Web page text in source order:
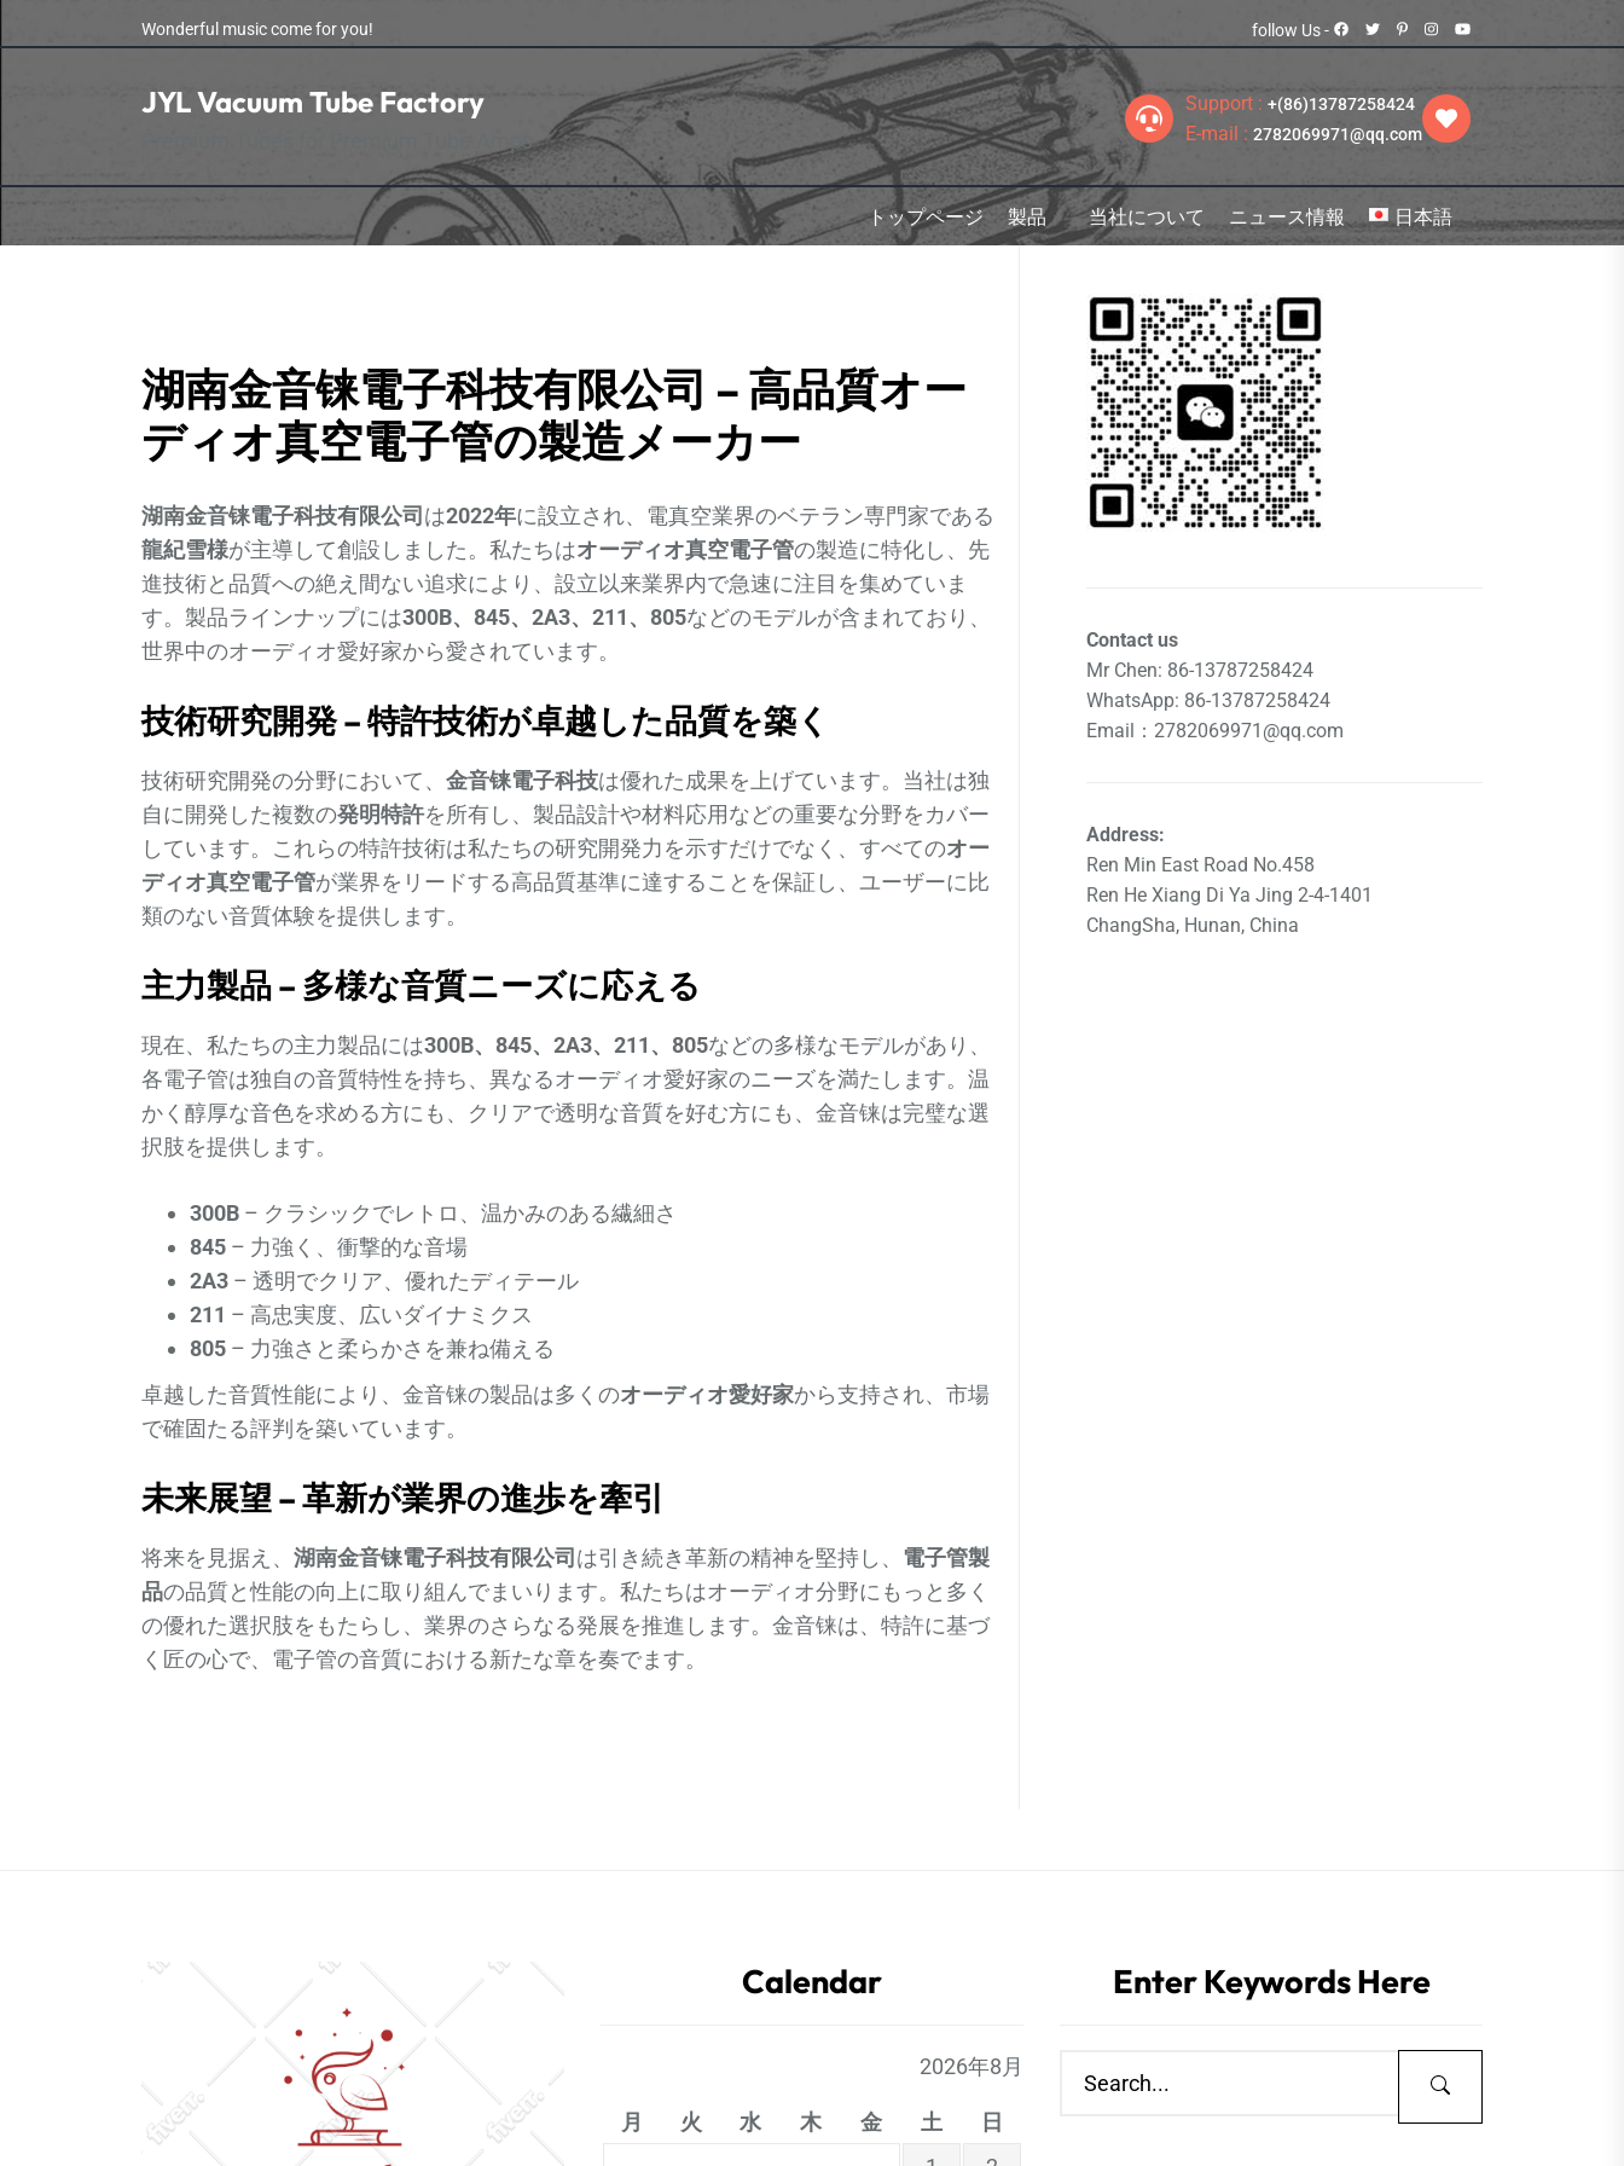
to
Wonderful music come for you! follow Us -
JYL Vacuum Tube Factory
Premium Tubes for Premium Tube Amps
Support : +(86)13787258424
E-mail : 2782069971@qq.com
トップページ 製品 当社について ニュース情報 日本語
湖南金音铼電子科技有限公司 – 高品質オー
ディオ真空電子管の製造メーカー
湖南金音铼電子科技有限公司 は2022年に設立され、電真空業界のベテラン専門家である
龍紀雪様が主導して創設しました。私たちはオーディオ真空電子管の製造に特化し、先
進技術と品質への絶え間ない追求により、設立以来業界内で急速に注目を集めていま
す。製品ラインナップには300B、845、2A3、211、805などのモデルが含まれており、
世界中のオーディオ愛好家から愛されています。
技術研究開発 – 特許技術が卓越した品質を築く
技術研究開発の分野において、 金音铼電子科技は優れた成果を上げています。当社は独
自に開発した複数の発明特許を所有し、製品設計や材料応用などの重要な分野をカバー
しています。これらの特許技術は私たちの研究開発力を示すだけでなく、すべてのオー
ディオ真空電子管が業界をリードする高品質基準に達することを保証し、ユーザーに比
類のない音質体験を提供します。
主力製品 – 多様な音質ニーズに応える
現在、私たちの主力製品には300B、845、2A3、211、805などの多様なモデルがあり、
各電子管は独自の音質特性を持ち、異なるオーディオ愛好家のニーズを満たします。温
かく醇厚な音色を求める方にも、クリアで透明な音質を好む方にも、金音铼は完璧な選
択肢を提供します。
300B – クラシックでレトロ、温かみのある繊細さ
845 – 力強く、衝撃的な音場
2A3 – 透明でクリア、優れたディテール
211 – 高忠実度、広いダイナミクス
805 – 力強さと柔らかさを兼ね備える
卓越した音質性能により、金音铼の製品は多くのオーディオ愛好家から支持され、市場
で確固たる評判を築いています。
未来展望 – 革新が業界の進歩を牽引
将来を見据え、 湖南金音铼電子科技有限公司 は引き続き革新の精神を堅持し、 電子管製
品の品質と性能の向上に取り組んでまいります。私たちはオーディオ分野にもっと多く
の優れた選択肢をもたらし、業界のさらなる発展を推進します。金音铼は、特許に基づ
く匠の心で、電子管の音質における新たな章を奏でます。
Contact us
Mr Chen: 86-13787258424
WhatsApp: 86-13787258424
Email：2782069971@qq.com
Address:
Ren Min East Road No.458
Ren He Xiang Di Ya Jing 2-4-1401
ChangSha, Hunan, China
Calendar
2026年8月
月 火 水 木 金 土
日
Enter Keywords Here